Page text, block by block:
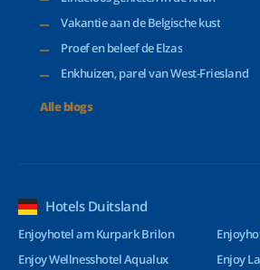
Vakantie aan de Belgische kust
Proef en beleef de Elzas
Enkhuizen, parel van West-Friesland
Alle blogs
Hotels Duitsland
Enjoyhotel am Kurpark Brilon
Enjoy Wellnesshotel Aqualux
Enjoy